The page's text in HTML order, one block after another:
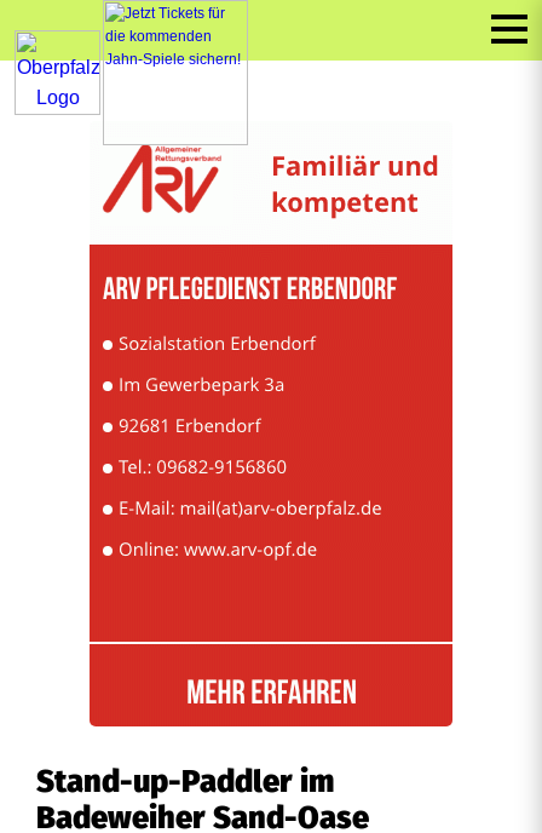
Stand-up-Paddler im
Badeweiher Sand-Oase